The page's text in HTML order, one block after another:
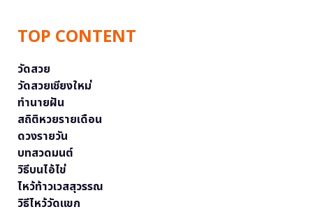
TOP CONTENT
วัดสวย
วัดสวยเชียงใหม่
ทำนายฝัน
สถิติหวยรายเดือน
ดวงรายวัน
บทสวดมนต์
วิธีบนไอ้ไข่
ไหว้ท้าวเวสสุวรรณ
วิธีไหว้วัดแขก